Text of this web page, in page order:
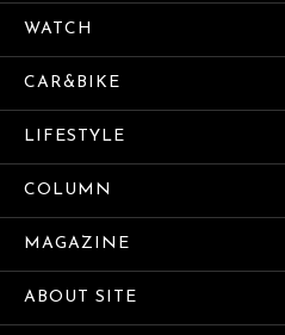
WATCH
CAR&BIKE
LIFESTYLE
COLUMN
MAGAZINE
ABOUT SITE